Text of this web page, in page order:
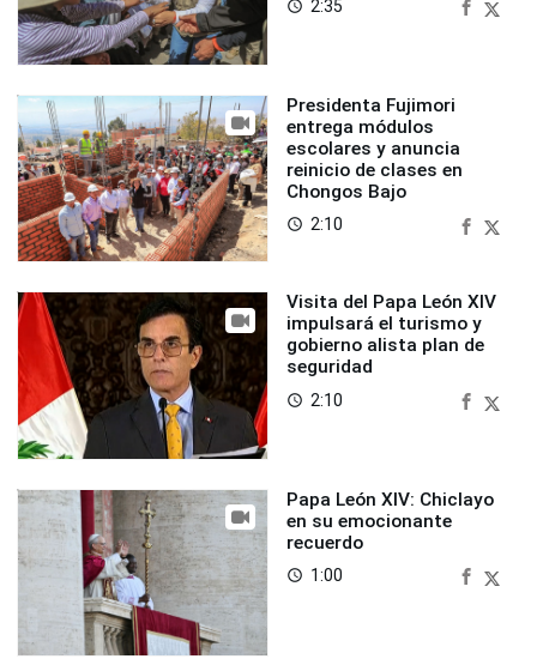
access_time 2:35
Presidenta Fujimori
entrega módulos
escolares y anuncia
reinicio de clases en
Chongos Bajo
access_time 2:10
Visita del Papa León XIV
impulsará el turismo y
gobierno alista plan de
seguridad
access_time 2:10
Papa León XIV: Chiclayo
en su emocionante
recuerdo
access_time 1:00